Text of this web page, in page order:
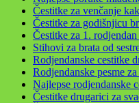
Čestitke za venčanje
Čestitke za godišnjicu
Čestitke za 1. rodjendan
Stihovi za brata od
Rodjendanske cestitke
Rodjendanske pesme za
Najlepse rodjendanske
Čestitke drugarici za